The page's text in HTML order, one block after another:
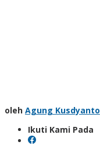
oleh Agung Kusdyanto
Ikuti Kami Pada